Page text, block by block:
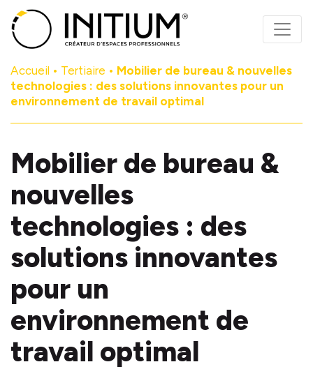
Accueil • Tertiaire • Mobilier de bureau & nouvelles
technologies : des solutions innovantes pour un
environnement de travail optimal
Mobilier de bureau &
nouvelles
technologies : des
solutions innovantes
pour un
environnement de
travail optimal
Panneau de gestion des cookies